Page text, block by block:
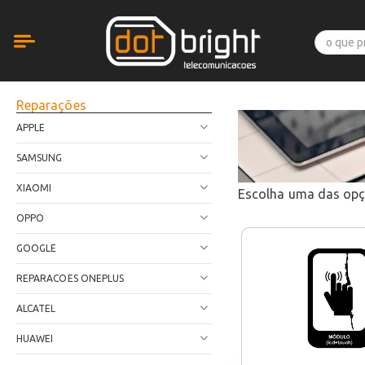
Reparações
APPLE
SAMSUNG
XIAOMI
OPPO
GOOGLE
REPARACOES ONEPLUS
ALCATEL
HUAWEI
Escolha uma das